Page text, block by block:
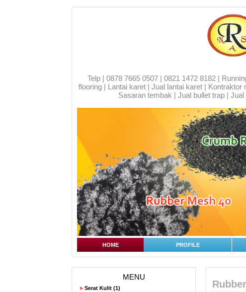
Telp | 0878 7665 0507 | 0821 1472 8182 |
flooring | Lantai karet | Jual lantai karet |
Sasaran tembak | Jual bullet trap |
HOME PROFILE
MENU
Serat Kulit (1)